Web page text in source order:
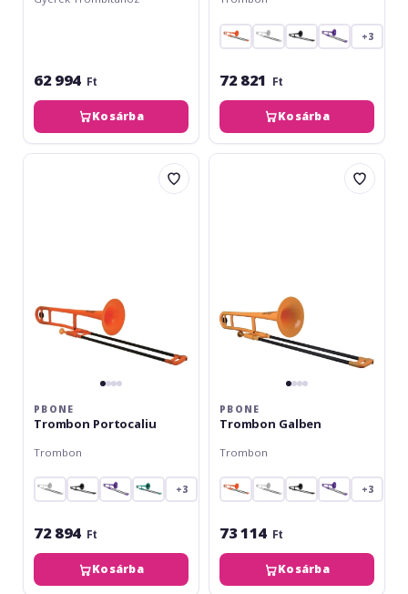
62 994 Ft
Kosárba
+3
72 821 Ft
Kosárba
pBone
PBONE
Trombon Portocaliu
Trombon
+3
72 894 Ft
Kosárba
pBone
PBONE
Trombon Galben
Trombon
+3
73 114 Ft
Kosárba